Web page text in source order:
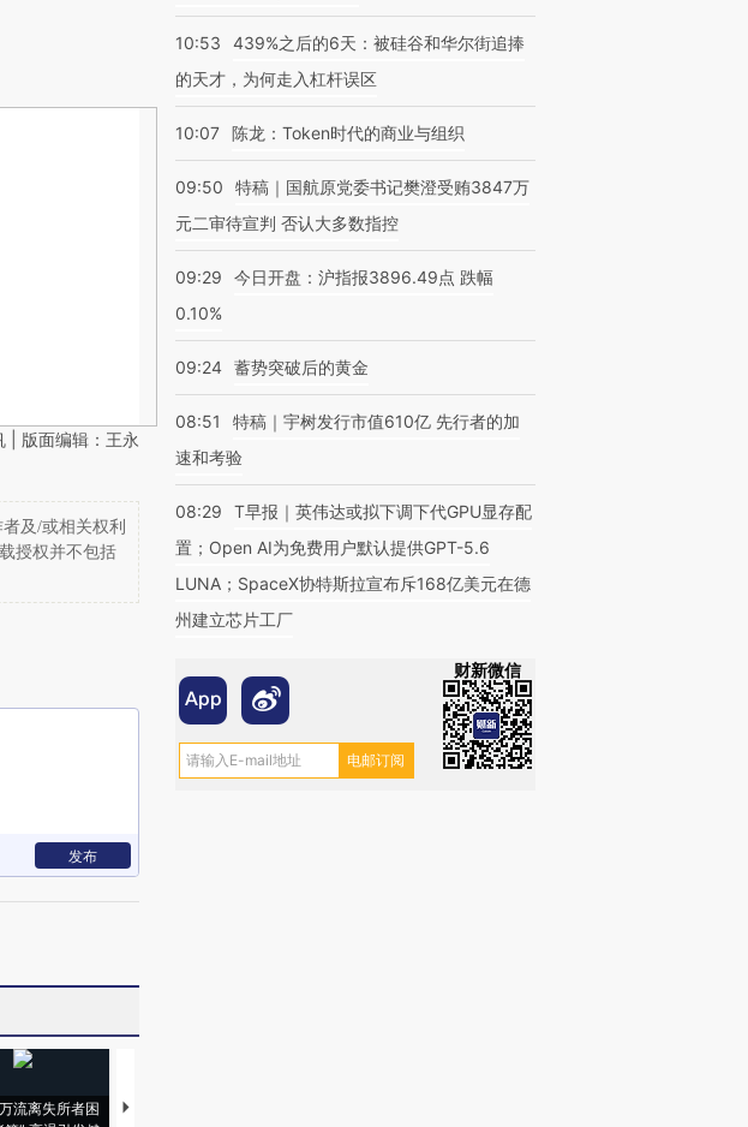
| 版面编辑：王永
及/或相关权利
授权并不包括
发布
流离失所者困
视线｜HYROX的吸金
10:53
439%之后的6天：被硅谷和华尔街追捧
的天才，为何走入杠杆误区
10:07 陈龙：Token时代的商业与组织
09:50
特稿｜国航原党委书记樊澄受贿3847万
元二审待宣判 否认大多数指控
09:29
今日开盘：沪指报3896.49点 跌幅
0.10%
09:24 蓄势突破后的黄金
08:51
特稿｜宇树发行市值610亿 先行者的加
速和考验
08:29
T早报｜英伟达或拟下调下代GPU显存配
置；Open AI为免费用户默认提供GPT-5.6
LUNA；SpaceX协特斯拉宣布斥168亿美元在德
州建立芯片工厂
财新微信